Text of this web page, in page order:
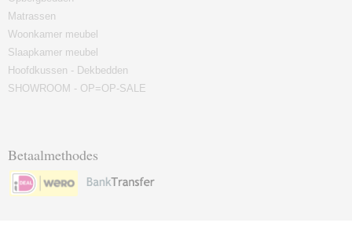
Matrassen
Woonkamer meubel
Slaapkamer meubel
Hoofdkussen - Dekbedden
SHOWROOM - OP=OP-SALE
Betaalmethodes